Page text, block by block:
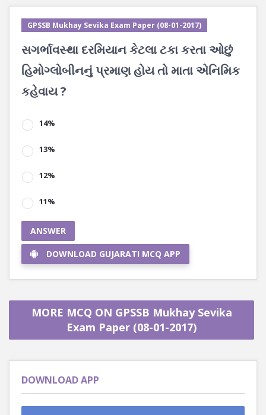
GPSSB Mukhay Sevika Exam Paper (08-01-2017)
સગર્ભાવસ્થા દરમિયાન કેટલા ટકા કરતા ઓછું
હિમોગ્લોબીનનું પ્રમાણ હોય તો માતા એનિમિક
કહેવાય ?
14%
13%
12%
11%
ANSWER
DOWNLOAD GUJARATI MCQ APP
MORE MCQ ON GPSSB Mukhay Sevika
Exam Paper (08-01-2017)
DOWNLOAD APP